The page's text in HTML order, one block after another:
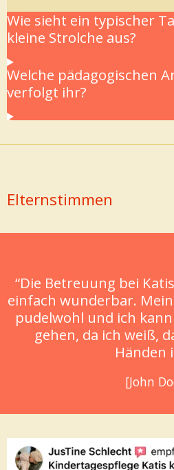
Wie sieht ein typischer
kleine Strolche aus?
Welche pädagogischen
verfolgt ihr?
Elternstimmen
“Die Betreuung bei
einfach wunderbar.
pudelwohl und ich
gehen, da ich weiß,
Händen
[John